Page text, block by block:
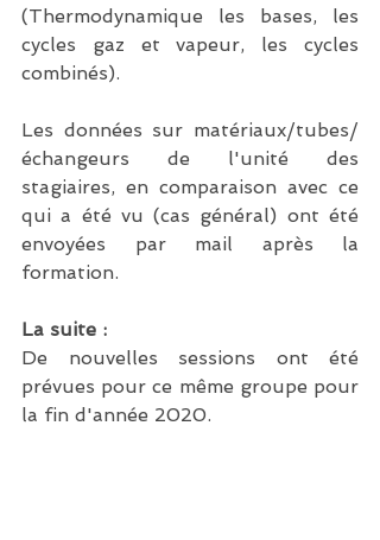
(Thermodynamique les bases, les
cycles gaz et vapeur, les cycles
combinés).
Les données sur matériaux/tubes/
échangeurs de l'unité des
stagiaires, en comparaison avec ce
qui a été vu (cas général) ont été
envoyées par mail après la
formation.
La suite :
De nouvelles sessions ont été
prévues pour ce même groupe pour
la fin d'année 2020.